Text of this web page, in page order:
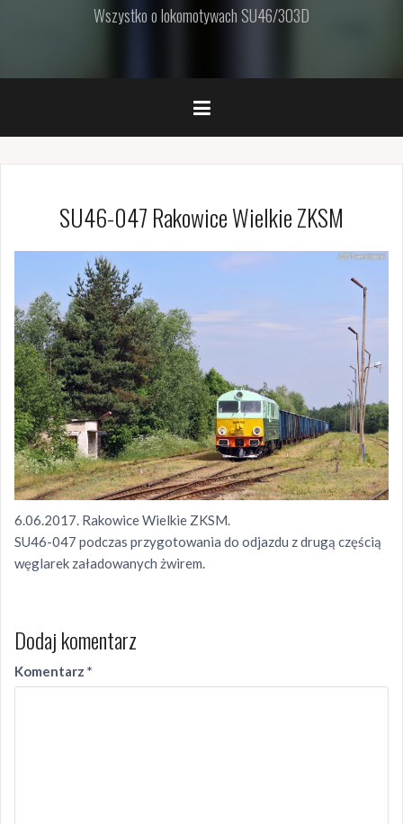
Wszystko o lokomotywach SU46/303D
SU46-047 Rakowice Wielkie ZKSM
6.06.2017. Rakowice Wielkie ZKSM.
SU46-047 podczas przygotowania do odjazdu z drugą częścią
węglarek załadowanych żwirem.
Dodaj komentarz
Komentarz *